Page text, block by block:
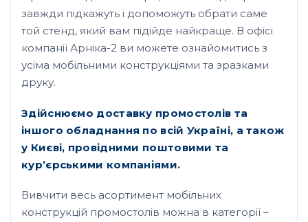
завжди підкажуть і допоможуть обрати саме
той стенд, який вам підійде найкраще. В офісі
компанії Арніка-2 ви можете ознайомитись з
усіма мобільними конструкціями та зразками
друку.
Здійснюємо доставку промостолів та
іншого обладнання по всій Україні, а також
у Києві, провідними поштовими та
кур’єрськими компаніями.
Вивчити весь асортимент мобільних
конструкцій промостолів можна в категорії –